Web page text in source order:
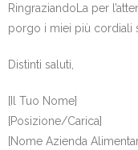
RingraziandoLa per
porgo i miei più cordiali
Distinti saluti,
[Il Tuo Nome]
[Posizione/Carica]
[Nome Azienda